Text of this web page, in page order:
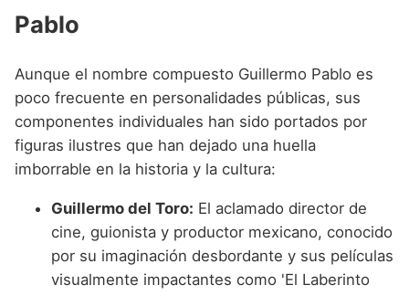
Pablo
Aunque el nombre compuesto Guillermo Pablo es
poco frecuente en personalidades públicas, sus
componentes individuales han sido portados por
figuras ilustres que han dejado una huella
imborrable en la historia y la cultura:
Guillermo del Toro: El aclamado director de
cine, guionista y productor mexicano, conocido
por su imaginación desbordante y sus películas
visualmente impactantes como 'El Laberinto